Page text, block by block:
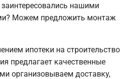
нашими
Можем предложить монтаж
ипотеки на строительство
предлагает качественные
организовываем доставку,